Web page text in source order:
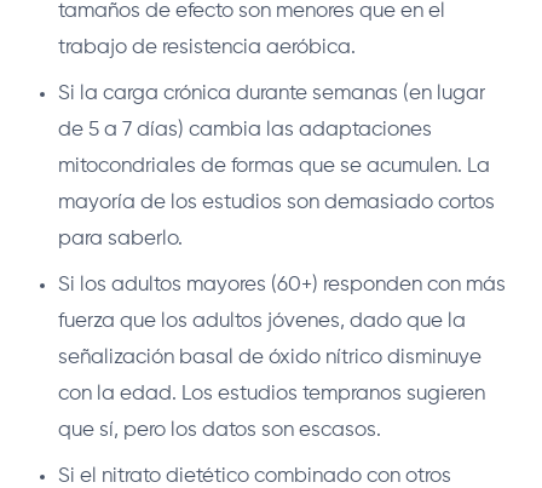
tamaños de efecto son menores que en el
trabajo de resistencia aeróbica.
Si la carga crónica durante semanas (en lugar
de 5 a 7 días) cambia las adaptaciones
mitocondriales de formas que se acumulen. La
mayoría de los estudios son demasiado cortos
para saberlo.
Si los adultos mayores (60+) responden con más
fuerza que los adultos jóvenes, dado que la
señalización basal de óxido nítrico disminuye
con la edad. Los estudios tempranos sugieren
que sí, pero los datos son escasos.
Si el nitrato dietético combinado con otros